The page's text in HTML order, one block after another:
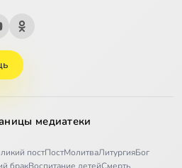
медиатеки
постПостМолитваЛитургияБог